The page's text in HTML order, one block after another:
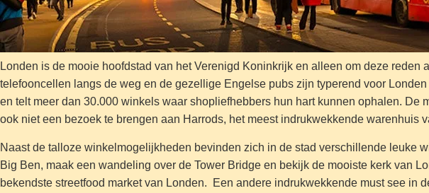
Londen is de mooie hoofdstad van het Verenigd Koninkrijk en alleen om deze
telefooncellen langs de weg en de gezellige Engelse pubs zijn typerend voor
en telt meer dan 30.000 winkels waar shopliefhebbers hun hart kunnen ophalen.
ook niet een bezoek te brengen aan Harrods, het meest indrukwekkende warenhuis
Naast de talloze winkelmogelijkheden bevinden zich in de stad verschillende leuke
Big Ben, maak een wandeling over de Tower Bridge en bekijk de mooiste kerk van
bekendste streetfood market van Londen. Een andere indrukwekkende must see